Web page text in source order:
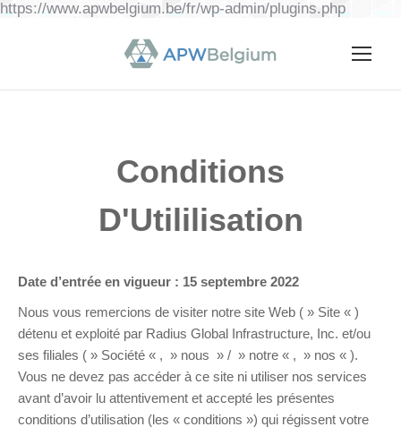
https://www.apwbelgium.be/fr/wp-admin/plugins.php
Conditions
D'Utililisation
Date d’entrée en vigueur : 15 septembre 2022
Nous vous remercions de visiter notre site Web ( » Site « )
détenu et exploité par Radius Global Infrastructure, Inc. et/ou
ses filiales ( » Société « , » nous » / » notre « , » nos « ).
Vous ne devez pas accéder à ce site ni utiliser nos services
avant d’avoir lu attentivement et accepté les présentes
conditions d’utilisation (les « conditions ») qui régissent votre